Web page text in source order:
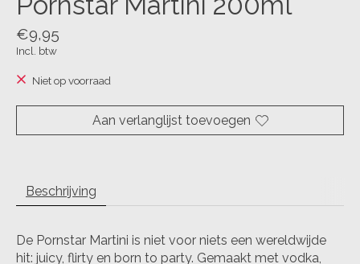
€9,95
Incl. btw
Niet op voorraad
Aan verlanglijst toevoegen
Beschrijving
De Pornstar Martini is niet voor niets een wereldwijde
hit: juicy, flirty en born to party. Gemaakt met vodka,